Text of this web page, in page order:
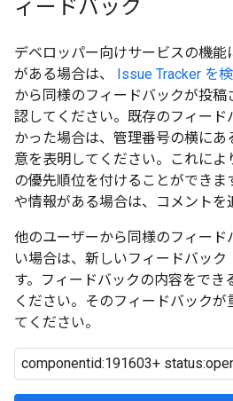
ィードバック
デベロッパー向けサービスの機能
がある場合は、 Issue Tracker を
から同様のフィードバックが投
認してください。既存のフィード
かった場合は、管理番号の横にあ
意を表明してください。これによ
の優先順位を付けることができま
や情報がある場合は、コメントを
他のユーザーから同様のフィード
い場合は、新しいフィードバック
す。フィードバックの内容をでき
ください。そのフィードバック
てください。